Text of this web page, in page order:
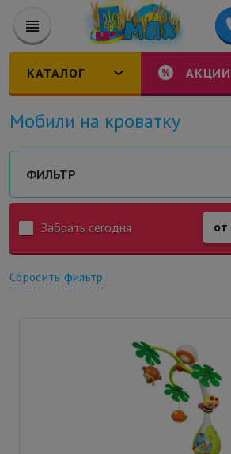
КАТАЛОГ АКЦИИ
Мобили на кроватку
ФИЛЬТР
Забрать сегодня
Сбросить фильтр